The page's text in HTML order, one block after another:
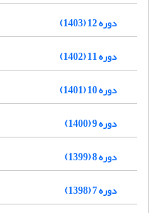
دوره 12 (1403)
دوره 11 (1402)
دوره 10 (1401)
دوره 9 (1400)
دوره 8 (1399)
دوره 7 (1398)